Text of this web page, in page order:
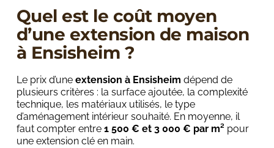
Quel est le coût moyen
d’une extension de maison
à Ensisheim ?
Le prix d’une extension à Ensisheim dépend de
plusieurs critères : la surface ajoutée, la complexité
technique, les matériaux utilisés, le type
d’aménagement intérieur souhaité. En moyenne, il
faut compter entre 1 500 € et 3 000 € par m² pour
une extension clé en main.